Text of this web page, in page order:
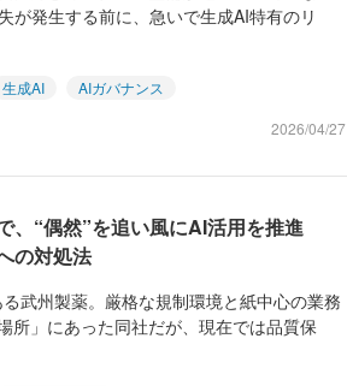
が発生する前に、急いで生成AI特有のリ
生成AI
AIガバナンス
2026/04/27
、“偶然”を追い風にAI活用を推進
の対処法
武州製薬。厳格な規制環境と紙中心の業務
所」にあった同社だが、現在では品質保